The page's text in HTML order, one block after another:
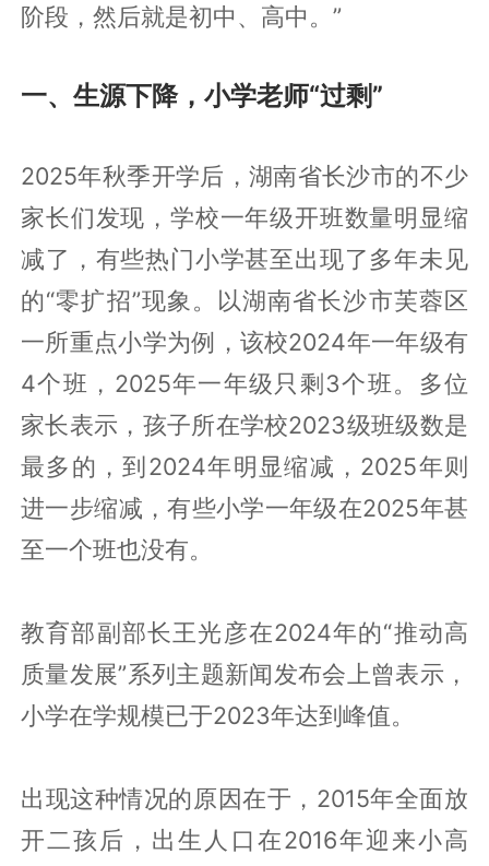
阶段，然后就是初中、高中。”
一、生源下降，小学老师“过剩”
2025年秋季开学后，湖南省长沙市的不少
家长们发现，学校一年级开班数量明显缩
减了，有些热门小学甚至出现了多年未见
的“零扩招”现象。以湖南省长沙市芙蓉区
一所重点小学为例，该校2024年一年级有
4个班，2025年一年级只剩3个班。多位
家长表示，孩子所在学校2023级班级数是
最多的，到2024年明显缩减，2025年则
进一步缩减，有些小学一年级在2025年甚
至一个班也没有。
教育部副部长王光彦在2024年的“推动高
质量发展”系列主题新闻发布会上曾表示，
小学在学规模已于2023年达到峰值。
出现这种情况的原因在于，2015年全面放
开二孩后，出生人口在2016年迎来小高